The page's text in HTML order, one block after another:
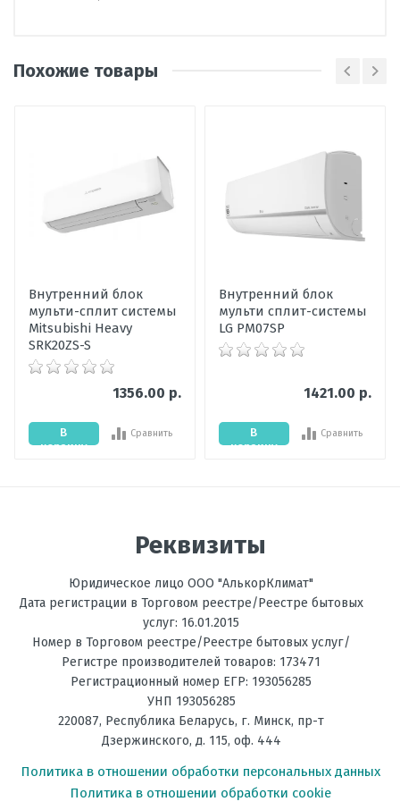
Пожалуйста, оцените по 5 бальной шкале
Ваше сообщение
Похожие товары
Внутренний блок
мульти-сплит системы
Mitsubishi Heavy
SRK20ZS-S
1356.00 р.
В
корзину
Сравнить
Внутренний блок
мульти сплит-системы
LG PM07SP
1421.00 р.
В
корзину
Сравнить
Реквизиты
Юридическое лицо ООО "АлькорКлимат"
Дата регистрации в Торговом реестре/Реестре бытовых
услуг: 16.01.2015
Номер в Торговом реестре/Реестре бытовых услуг/
Регистре производителей товаров: 173471
Регистрационный номер ЕГР: 193056285
УНП 193056285
220087, Республика Беларусь, г. Минск, пр-т
Дзержинского, д. 115, оф. 444
Политика в отношении обработки персональных данных
Политика в отношении обработки cookie